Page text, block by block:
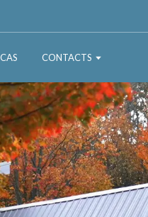
CAS CONTACTS